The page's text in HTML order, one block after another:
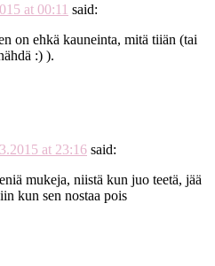
at 00:11 said:
on ehkä kauneinta, mitä tiiän (tai
:) ).
at 23:16 said:
mukeja, niistä kun juo teetä, jää
kun sen nostaa pois